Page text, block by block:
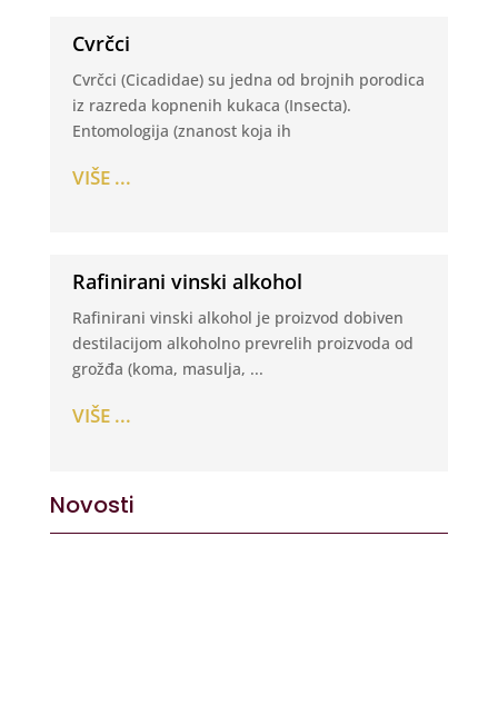
Cvrčci
Cvrčci (Cicadidae) su jedna od brojnih porodica
iz razreda kopnenih kukaca (Insecta).
Entomologija (znanost koja ih
VIŠE ...
Rafinirani vinski alkohol
Rafinirani vinski alkohol je proizvod dobiven
destilacijom alkoholno prevrelih proizvoda od
grožđa (koma, masulja, ...
VIŠE ...
Novosti